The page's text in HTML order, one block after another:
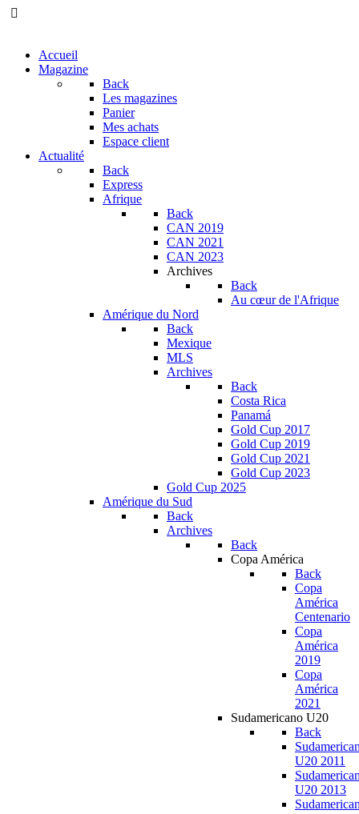
Accueil
Magazine
Back
Les magazines
Panier
Mes achats
Espace client
Actualité
Back
Express
Afrique
Back
CAN 2019
CAN 2021
CAN 2023
Archives
Back
Au cœur de l'Afrique
Amérique du Nord
Back
Mexique
MLS
Archives
Back
Costa Rica
Panamá
Gold Cup 2017
Gold Cup 2019
Gold Cup 2021
Gold Cup 2023
Gold Cup 2025
Amérique du Sud
Back
Archives
Back
Copa América
Back
Copa
América
Centenario
Copa
América
2019
Copa
América
2021
Sudamericano U20
Back
U20 2011
U20 2013